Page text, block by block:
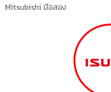
Mitsubishi มือสอง